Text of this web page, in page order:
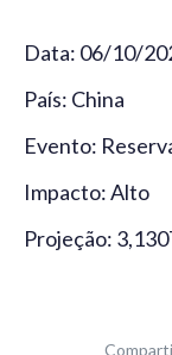
Data: 06/10/
País: China
Evento:
Impacto: Alto
Projeção: